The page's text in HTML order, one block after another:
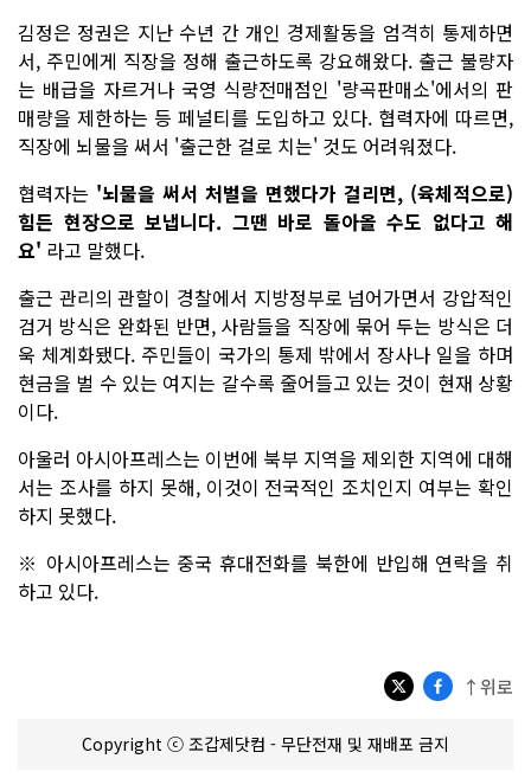
김정은 정권은 지난 수년 간 개인 경제활동을 엄격히 통제하면
서, 주민에게 직장을 정해 출근하도록 강요해왔다. 출근 불량자
는 배급을 자르거나 국영 식량전매점인 '량곡판매소'에서의 판
매량을 제한하는 등 페널티를 도입하고 있다. 협력자에 따르면,
직장에 뇌물을 써서 '출근한 걸로 치는' 것도 어려워졌다.
협력자는 '뇌물을 써서 처벌을 면했다가 걸리면, (육체적으로)
힘든 현장으로 보냅니다. 그땐 바로 돌아올 수도 없다고 해
요' 라고 말했다.
출근 관리의 관할이 경찰에서 지방정부로 넘어가면서 강압적인
검거 방식은 완화된 반면, 사람들을 직장에 묶어 두는 방식은 더
욱 체계화됐다. 주민들이 국가의 통제 밖에서 장사나 일을 하며
현금을 벌 수 있는 여지는 갈수록 줄어들고 있는 것이 현재 상황
이다.
아울러 아시아프레스는 이번에 북부 지역을 제외한 지역에 대해
서는 조사를 하지 못해, 이것이 전국적인 조치인지 여부는 확인
하지 못했다.
※ 아시아프레스는 중국 휴대전화를 북한에 반입해 연락을 취
하고 있다.
↑위로
Copyright ⓒ 조갑제닷컴 - 무단전재 및 재배포 금지